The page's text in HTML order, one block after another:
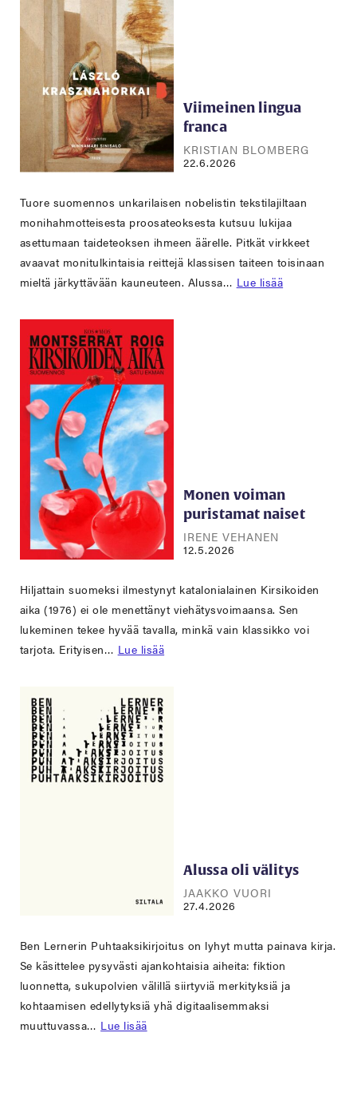
Viimeinen lingua
franca
KRISTIAN BLOMBERG
22.6.2026
Tuore suomennos unkarilaisen nobelistin tekstilajiltaan
monihahmotteisesta proosateoksesta kutsuu lukijaa
asettumaan taideteoksen ihmeen äärelle. Pitkät virkkeet
avaavat monitulkintaisia reittejä klassisen taiteen toisinaan
mieltä järkyttävään kauneuteen. Alussa… Lue lisää
Monen voiman
puristamat naiset
IRENE VEHANEN
12.5.2026
Hiljattain suomeksi ilmestynyt katalonialainen Kirsikoiden
aika (1976) ei ole menettänyt viehätysvoimaansa. Sen
lukeminen tekee hyvää tavalla, minkä vain klassikko voi
tarjota. Erityisen… Lue lisää
Alussa oli välitys
JAAKKO VUORI
27.4.2026
Ben Lernerin Puhtaaksikirjoitus on lyhyt mutta painava kirja.
Se käsittelee pysyvästi ajankohtaisia aiheita: fiktion
luonnetta, sukupolvien välillä siirtyviä merkityksiä ja
kohtaamisen edellytyksiä yhä digitaalisemmaksi
muuttuvassa… Lue lisää